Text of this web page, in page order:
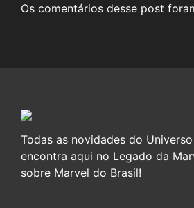
Os comentários desse post
Todas as novidades do
encontra aqui no Legado da
sobre Marvel do Brasil!